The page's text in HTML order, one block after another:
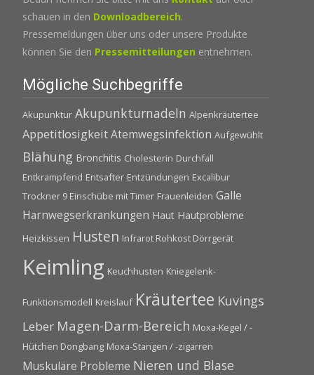
schauen in den Downloadbereich.
Pressemeldungen über uns oder unsere Produkte
können Sie den Pressemitteilungen entnehmen.
Mögliche Suchbegriffe
Akupunktur Akupunkturnadeln Alpenkräutertee
AppetitlosigkeitAtemwegsinfektion Aufgewühlt
Blähung Bronchitis Cholesterin Durchfall
Entkrampfend Entsafter Entzündungen Excalibur
Trockner 9 Einschübe mit Timer Frauenleiden Galle
Harnwegserkrankungen Haut Hautprobleme
Heizkissen Husten Infrarot Rohkost Dörrgerät
Keimling Keuchhusten Kniegelenk-
Funktionsmodell Kreislauf Kräutertee Kuvings
Leber Magen-Darm-Bereich Moxa-Kegel / -
Hütchen Dongbang Moxa-Stangen / -zigarren
Muskuläre Probleme Nieren und Blase